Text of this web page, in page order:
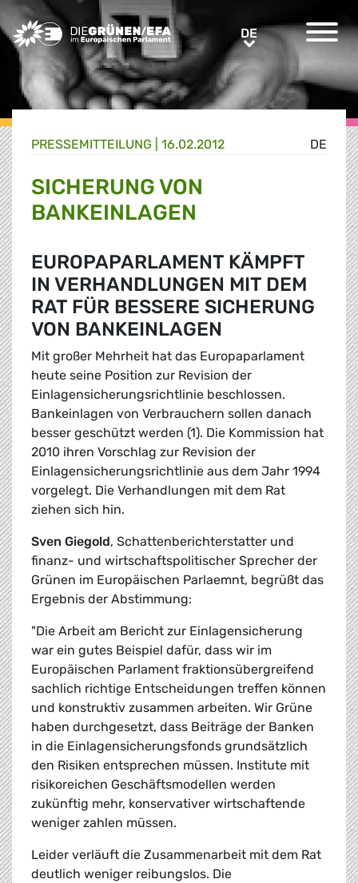
Greens/EFA Home DEDE
DE
PRESSE­MITTEILUNG 16.02.2012
SICHERUNG VON
BANKEINLAGEN
EUROPAPARLAMENT KÄMPFT
IN VERHANDLUNGEN MIT DEM
RAT FÜR BESSERE SICHERUNG
VON BANKEINLAGEN
Mit großer Mehrheit hat das Europaparlament
heute seine Position zur Revision der
Einlagensicherungsrichtlinie beschlossen.
Bankeinlagen von Verbrauchern sollen danach
besser geschützt werden (1). Die Kommission hat
2010 ihren Vorschlag zur Revision der
Einlagensicherungsrichtlinie aus dem Jahr 1994
vorgelegt. Die Verhandlungen mit dem Rat
ziehen sich hin.
Sven Giegold, Schattenberichterstatter und
finanz- und wirtschaftspolitischer Sprecher der
Grünen im Europäischen Parlaemnt, begrüßt das
Ergebnis der Abstimmung:
"Die Arbeit am Bericht zur Einlagensicherung
war ein gutes Beispiel dafür, dass wir im
Europäischen Parlament fraktionsübergreifend
sachlich richtige Entscheidungen treffen können
und konstruktiv zusammen arbeiten. Wir Grüne
haben durchgesetzt, dass Beiträge der Banken
in die Einlagensicherungsfonds grundsätzlich
den Risiken entsprechen müssen. Institute mit
risikoreichen Geschäftsmodellen werden
zukünftig mehr, konservativer wirtschaftende
weniger zahlen müssen.
Leider verläuft die Zusammenarbeit mit dem Rat
deutlich weniger reibungslos. Die